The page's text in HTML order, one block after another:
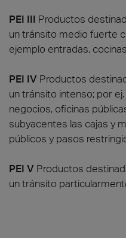
PEI III Productos
un tránsito medio fuerte
ejemplo entradas,
PEI IV Productos
un tránsito intenso; por
negocios, oficinas
subyacentes las cajas y
públicos y pasos
PEI V Productos
un tránsito